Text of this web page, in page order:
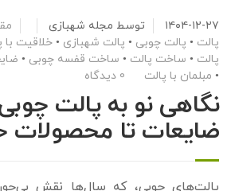
۱۴۰۴-۱۲-۲۷ توسط مجله شهبازی
پالت • پالت چوبی • پالت شهبازی • خلاقیت با
پالت • ساخت پالت • ساخت قفسه چوبی •
• مبلمان با پالت 0 دیدگاه
نگاهی نو به پالت
ضایعات تا محصولات
پالت‌های چوبی، که سال‌ها نقش